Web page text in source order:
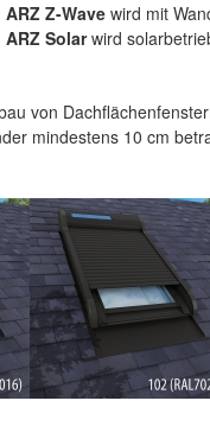
Z-Wavewird mit
Solarwird
von
mindestens 10 cm